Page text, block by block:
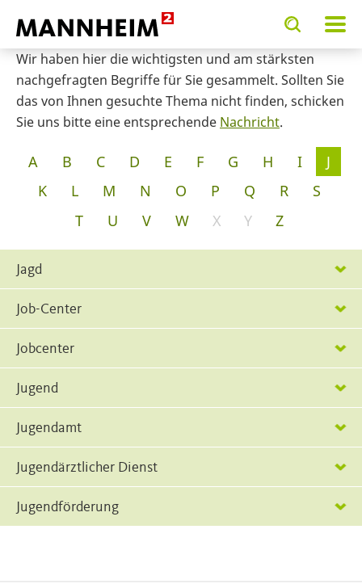
Toggle
search
input
form
Toggle
search
input
Wir haben hier die wichtigsten und am stärksten
nachgefragten Begriffe für Sie gesammelt. Sollten Sie
das von Ihnen gesuchte Thema nicht finden, schicken
Sie uns bitte eine entsprechende Nachricht.
Glossar
A B C D E F G H I
J
K
L M N O P Q R
S
T
U V W X Y Z
Jagd
Job-Center
Jobcenter
Jugend
Jugendamt
Jugendärztlicher Dienst
Jugendförderung